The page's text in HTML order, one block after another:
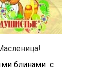
блинами с